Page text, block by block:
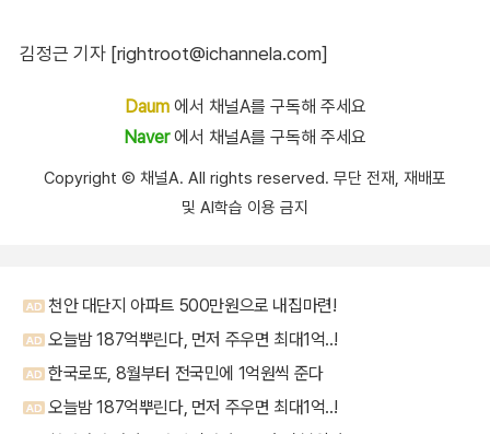
김정근 기자 [rightroot@ichannela.com]
Daum에서 채널A를 구독해 주세요
Naver에서 채널A를 구독해 주세요
Copyright Ⓒ 채널A. All rights reserved. 무단 전재, 재배포
및 AI학습 이용 금지